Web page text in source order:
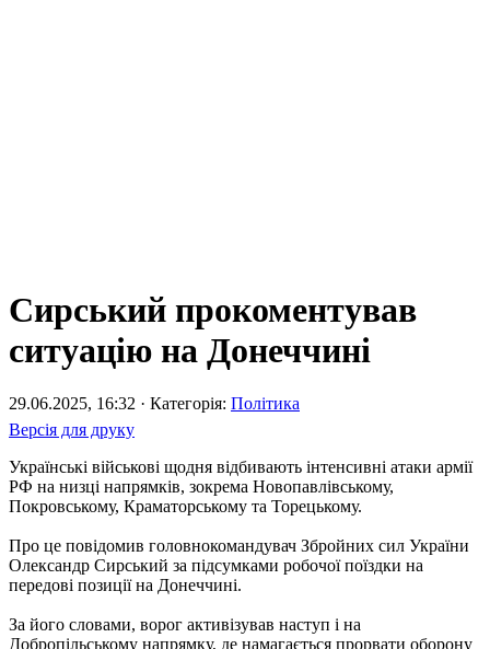
Сирський прокоментував
ситуацію на Донеччині
29.06.2025, 16:32 · Категорія: Політика
Версія для друку
Українські військові щодня відбивають інтенсивні атаки армії
РФ на низці напрямків, зокрема Новопавлівському,
Покровському, Краматорському та Торецькому.
Про це повідомив головнокомандувач Збройних сил України
Олександр Сирський за підсумками робочої поїздки на
передові позиції на Донеччині.
За його словами, ворог активізував наступ і на
Добропільському напрямку, де намагається прорвати оборону